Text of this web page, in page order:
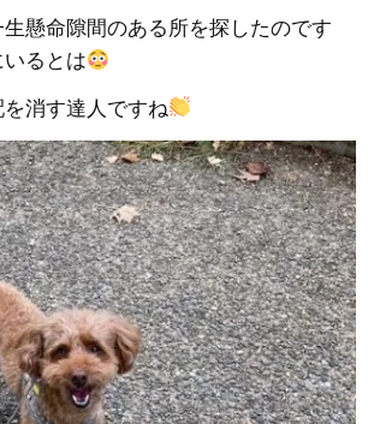
懸命隙間のある所を探したのです
るとは
消す達人ですね